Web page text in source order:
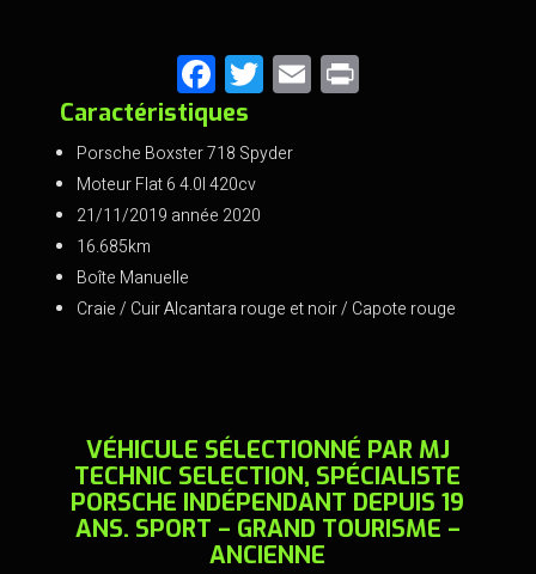
F
a
ce
b
o
k
T
wi
tt
E
m
Caractéristiques
Porsche Boxster 718 Spyder
Moteur Flat 6 4.0l 420cv
21/11/2019 année 2020
16.685km
Boîte Manuelle
Craie / Cuir Alcantara rouge et noir / Capote rouge
VÉHICULE SÉLECTIONNÉ PAR MJ
TECHNIC SELECTION, SPÉCIALISTE
PORSCHE INDÉPENDANT DEPUIS 19
ANS. SPORT – GRAND TOURISME –
ANCIENNE